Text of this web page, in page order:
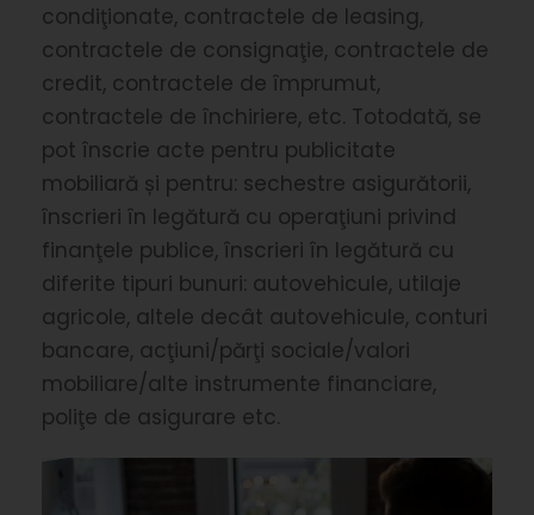
condiţionate, contractele de leasing,
contractele de consignaţie, contractele de
credit, contractele de împrumut,
contractele de închiriere, etc. Totodată, se
pot înscrie acte pentru publicitate
mobiliară și pentru: sechestre asigurătorii,
înscrieri în legătură cu operaţiuni privind
finanţele publice, înscrieri în legătură cu
diferite tipuri bunuri: autovehicule, utilaje
agricole, altele decât autovehicule, conturi
bancare, acţiuni/părţi sociale/valori
mobiliare/alte instrumente financiare,
poliţe de asigurare etc.